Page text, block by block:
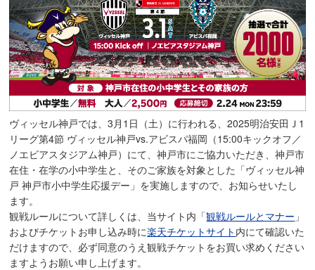
ヴィッセル神戸では、3月1日（土）に行われる、2025明治安田Ｊ1
リーグ第4節 ヴィッセル神戸vs.アビスパ福岡（15:00キックオフ／
ノエビアスタジアム神戸）にて、神戸市にご協力いただき、神戸市
在住・在学の小中学生と、そのご家族を対象とした「ヴィッセル神
戸 神戸市小中学生応援デー」を実施しますので、お知らせいたし
ます。
観戦ルールについて詳しくは、当サイト内「観戦ルールとマナー 」
およびチケットお申し込み時に楽天チケットサイト 内にて確認いた
だけますので、必ず同意のうえ観戦チケットをお買い求めください
ますようお願い申し上げます。